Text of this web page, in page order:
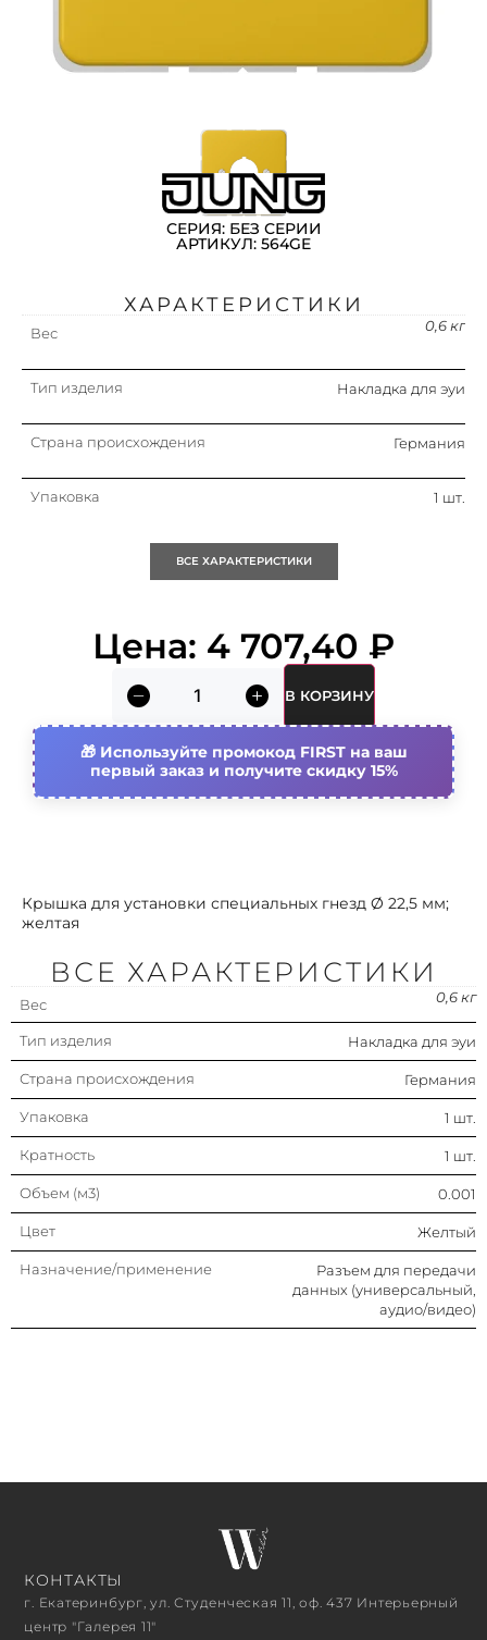
СЕРИЯ: БЕЗ СЕРИИ
АРТИКУЛ: 564GE
Крышка для установки специальных гнезд Ø 22,5 мм;
желтая
ХАРАКТЕРИСТИКИ
Вес 0,6 кг
Тип изделия Накладка для эуи
Страна происхождения Германия
Упаковка 1 шт.
данных
(универсальный, аудио/
видео)
ВСЕ ХАРАКТЕРИСТИКИ
Цена: 4 707,40 ₽
В КОРЗИНУ
Используйте промокод FIRST на ваш
первый заказ и получите скидку 15%
ВСЕ ХАРАКТЕРИСТИКИ
Вес 0,6 кг
Тип изделия Накладка для эуи
Страна происхождения Германия
Упаковка 1 шт.
Кратность 1 шт.
Объем (м3) 0.001
Цвет Желтый
Назначение/применение
Разъем для передачи
данных (универсальный,
аудио/видео)
КОНТАКТЫ
г. Екатеринбург, ул. Студенческая 11, оф. 437 Интерьерный
центр "Галерея 11"